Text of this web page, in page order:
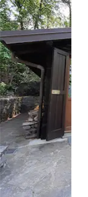
beoordeling